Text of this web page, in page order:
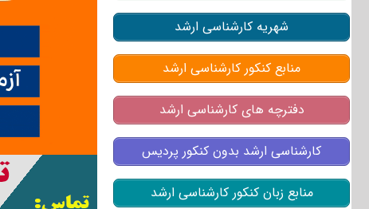
شهریه کارشناسی ارشد
منابع کنکور کارشناسی ارشد
دفترچه های کارشناسی ارشد
کارشناسی ارشد بدون کنکور پردیس
منابع زبان کنکور کارشناسی ارشد